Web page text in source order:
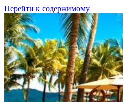
Перейти к содержимому